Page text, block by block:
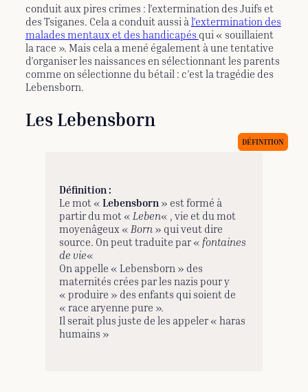
conduit aux pires crimes : l’extermination des Juifs et
des Tsiganes. Cela a conduit aussi à l’extermination des
malades mentaux et des handicapés qui « souillaient
la race ». Mais cela a mené également à une tentative
d’organiser les naissances en sélectionnant les parents
comme on sélectionne du bétail : c’est la tragédie des
Lebensborn.
Les Lebensborn
Définition :
Le mot « Lebensborn » est formé à
partir du mot « Leben« , vie et du mot
moyenâgeux « Born» qui veut dire
source. On peut traduite par « fontaines
de vie«
On appelle « Lebensborn » des
maternités crées par les nazis pour y
« produire » des enfants qui soient de
« race aryenne pure ».
Il serait plus juste de les appeler « haras
humains »